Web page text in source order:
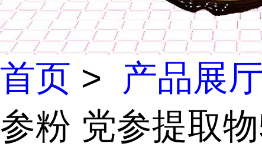
首页 > 产品展厅
参粉 党参提取